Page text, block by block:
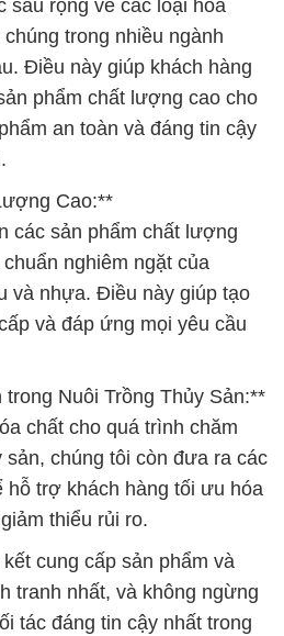
sâu rộng về các loại hóa
trong nhiều ngành
Điều này giúp khách hàng
phẩm chất lượng cao cho
an toàn và đáng tin cậy
Cao:**
các sản phẩm chất lượng
nghiêm ngặt của
và nhựa. Điều này giúp tạo
và đáp ứng mọi yêu cầu
trong Nuôi Trồng Thủy Sản:**
chất cho quá trình chăm
sản, chúng tôi còn đưa ra các
hỗ trợ khách hàng tối ưu hóa
thiểu rủi ro.
cung cấp sản phẩm và
tranh nhất, và không ngừng
tác đáng tin cậy nhất trong